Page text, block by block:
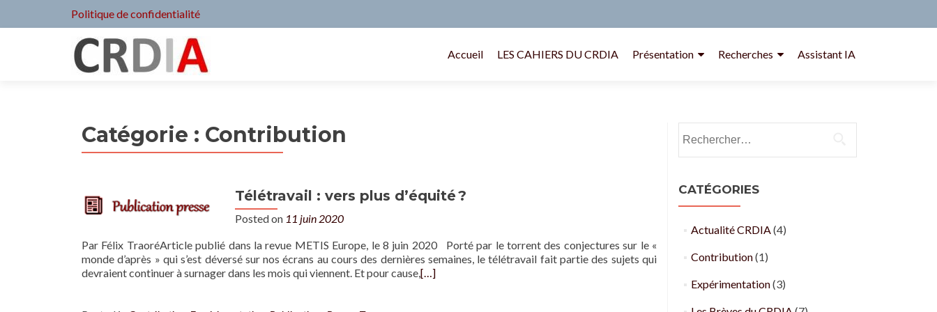
Politique de confidentialité
Accueil LES CAHIERS DU CRDIA Présentation Recherches Assistant IA
Catégorie : Contribution
Télétravail : vers plus d’équité ?
Posted on 11 juin 2020
Par Félix TraoréArticle publié dans la revue METIS Europe, le 8 juin 2020 Porté par le torrent des conjectures sur le «
monde d’après » qui s’est déversé sur nos écrans au cours des dernières semaines, le télétravail fait partie des sujets qui
devraient continuer à surnager dans les mois qui viennent. Et pour cause,[…]
CATÉGORIES
Actualité CRDIA(4)
Contribution(1)
Expérimentation(3)